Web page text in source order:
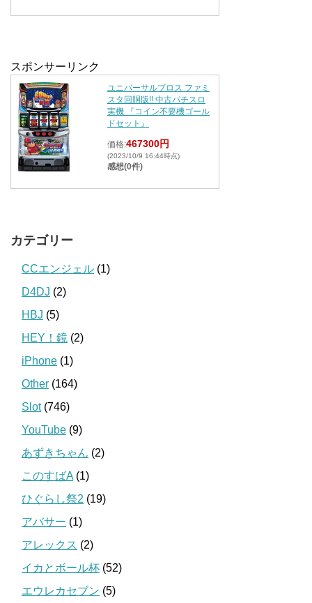
スポンサーリンク
ユニバーサルブロス ファミ
スタ回胴版!! 中古パチスロ
実機 『コイン不要機ゴール
ドセット』
価格:467300円
(2023/10/9 16:44時点)
感想(0件)
カテゴリー
CCエンジェル (1)
D4DJ (2)
HBJ (5)
HEY！鏡 (2)
iPhone (1)
Other (164)
Slot(746)
YouTube (9)
あずきちゃん (2)
このすばA (1)
ひぐらし祭2 (19)
アバサー (1)
アレックス (2)
イカとボール杯 (52)
エウレカセブン (5)